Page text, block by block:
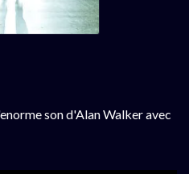
son d'Alan Walker avec